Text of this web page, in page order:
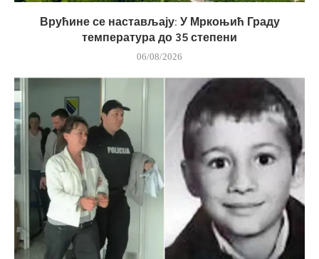
Врућине се настављају: У Мркоњић Граду
температура до 35 степени
06/08/2026